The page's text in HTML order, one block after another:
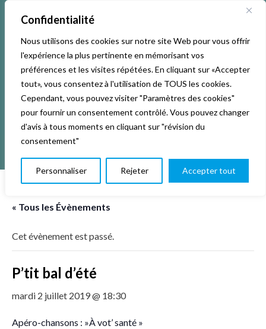
Confidentialité
Nous utilisons des cookies sur notre site Web pour vous offrir
l'expérience la plus pertinente en mémorisant vos
préférences et les visites répétées. En cliquant sur «Accepter
tout», vous consentez à l'utilisation de TOUS les cookies.
Cependant, vous pouvez visiter "Paramètres des cookies"
pour fournir un consentement contrôlé. Vous pouvez changer
d'avis à tous moments en cliquant sur "révision du
consentement"
Personnaliser Rejeter Accepter tout
« Tous les Évènements
Cet évènement est passé.
P’tit bal d’été
mardi 2 juillet 2019 @ 18:30
Apéro-chansons : »À vot’ santé »